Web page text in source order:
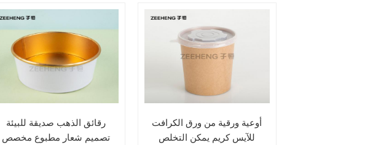
الأشرطة الموجهة هذه. يمكن
أيضًا تسخين هذه الحاويات
باستخدام الميكروويف.
خفيفة الوزن عند إضافة الطعام
، ويمكن أن ينتقل بسهولة من
مكان إلى آخر.
رقائق الذهب صديقة للبيئة
تصميم شعار مطبوع مخصص
أوعية ورقية من ورق الكرافت
للآيس كريم يمكن التخلص